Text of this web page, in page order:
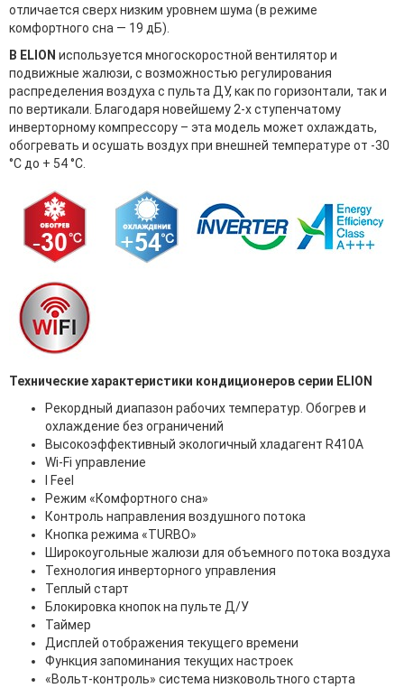
отличается сверх низким уровнем шума (в режиме
комфортного сна — 19 дБ).
В ELION используется многоскоростной вентилятор и
подвижные жалюзи, с возможностью регулирования
распределения воздуха с пульта ДУ, как по горизонтали, так и
по вертикали. Благодаря новейшему 2-х ступенчатому
инверторному компрессору – эта модель может охлаждать,
обогревать и осушать воздух при внешней температуре от -30
°C до + 54 °C.
Технические характеристики кондиционеров серии ELION
Рекордный диапазон рабочих температур. Обогрев и
охлаждение без ограничений
Высокоэффективный экологичный хладагент R410A
Wi-Fi управление
I Feel
Режим «Комфортного сна»
Контроль направления воздушного потока
Кнопка режима «TURBO»
Широкоугольные жалюзи для объемного потока воздуха
Технология инверторного управления
Теплый старт
Блокировка кнопок на пульте Д/У
Таймер
Дисплей отображения текущего времени
Функция запоминания текущих настроек
«Вольт-контроль» система низковольтного старта